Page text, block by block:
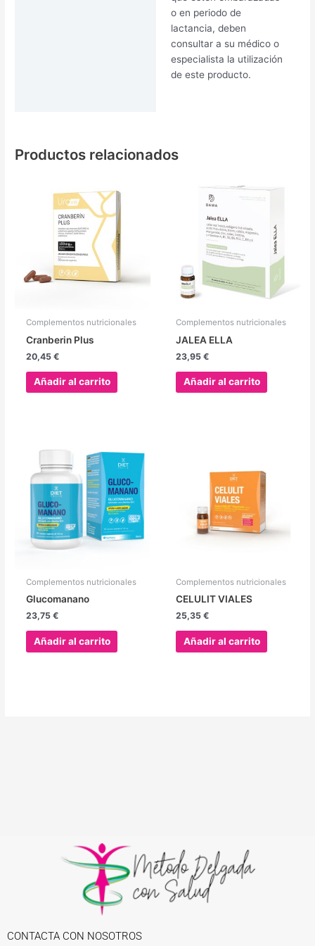
o en periodo de
lactancia, deben
consultar a su médico o
especialista la utilización
de este producto.
Productos relacionados
Complementos nutricionales
Cranberin Plus
20,45€
Añadir al carrito
Complementos nutricionales
JALEA ELLA
23,95€
Añadir al carrito
Complementos nutricionales
Glucomanano
23,75€
Añadir al carrito
Complementos nutricionales
CELULIT VIALES
25,35€
Añadir al carrito
CONTACTA CON NOSOTROS